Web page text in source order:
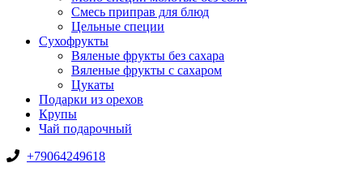
Смесь приправ для блюд
Цельные специи
Сухофрукты
Вяленые фрукты без сахара
Вяленые фрукты с сахаром
Цукаты
Подарки из орехов
Крупы
Чай подарочный
+79064249618